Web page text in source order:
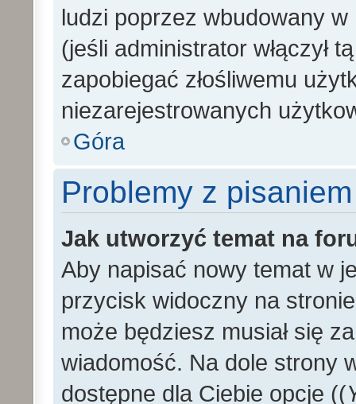
ludzi poprzez wbudowany
(jeśli administrator włączył
zapobiegać złośliwemu
niezarejestrowanych
Góra
Problemy z pisaniem
Jak utworzyć temat na
Aby napisać nowy temat w
przycisk widoczny na
może będziesz musiał się
wiadomość. Na dole strony
dostępne dla Ciebie opcje ((